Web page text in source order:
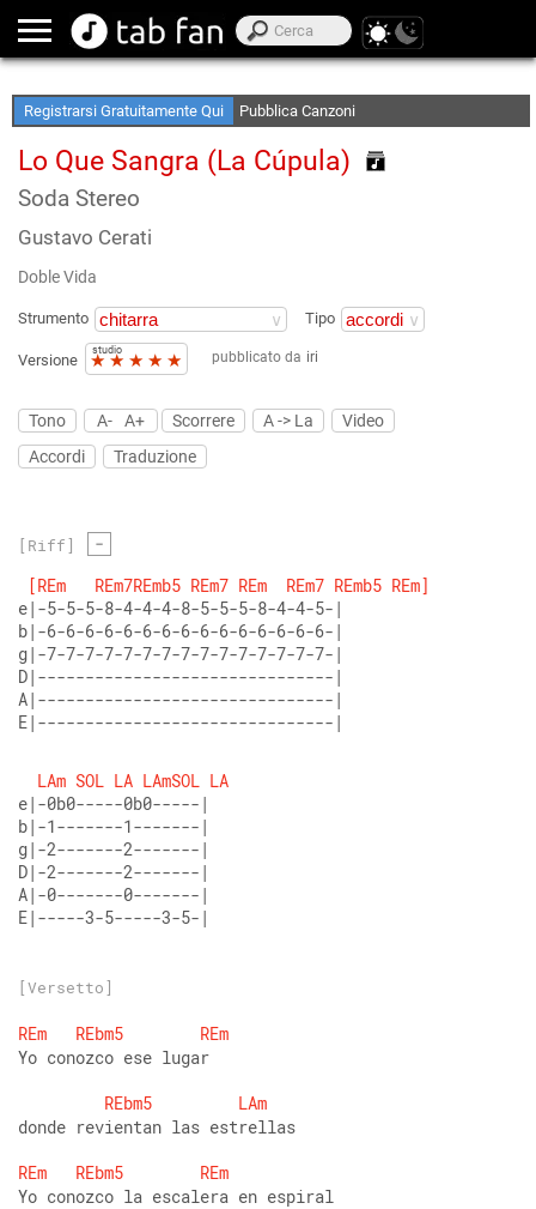
Registrarsi Gratuitamente Qui Pubblica Canzoni
Lo Que Sangra (La Cúpula)
Soda Stereo
Gustavo Cerati
Doble Vida
Strumento Tipo
Versione
studio
★★ ★ ★ ★ pubblicato da iri
Tono A- A+ Scorrere A -> La
Video
Accordi
Traduzione
[Riff] -
[REm REm7REmb5 REm7 REm REm7 REmb5 REm]
e|-5-5-5-8-4-4-4-8-5-5-5-8-4-4-5-|
b|-6-6-6-6-6-6-6-6-6-6-6-6-6-6-6-|
g|-7-7-7-7-7-7-7-7-7-7-7-7-7-7-7-|
D|-------------------------------|
A|-------------------------------|
E|-------------------------------|
LAm SOL LA LAmSOL LA
e|-0b0-----0b0-----|
b|-1-------1-------|
g|-2-------2-------|
D|-2-------2-------|
A|-0-------0-------|
E|-----3-5-----3-5-|
[Versetto]
REm REbm5
REm
Yo conozco ese lugar
REbm5
LAm
donde revientan las estrellas
REm
REbm5
REm
Yo conozco la escalera en espiral